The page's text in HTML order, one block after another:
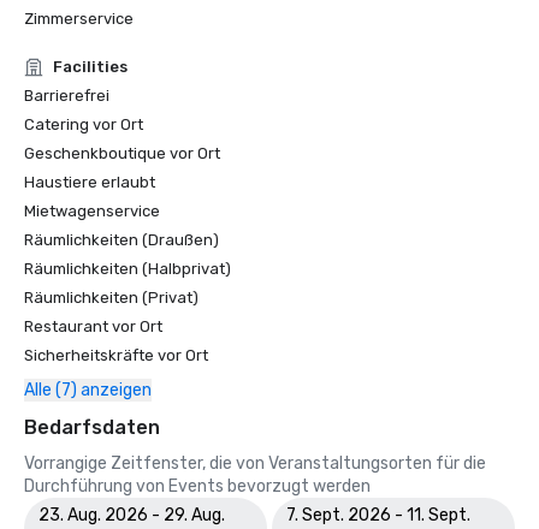
Zimmerservice
Facilities
Barrierefrei
Catering vor Ort
Geschenkboutique vor Ort
Haustiere erlaubt
Mietwagenservice
Räumlichkeiten (Draußen)
Räumlichkeiten (Halbprivat)
Räumlichkeiten (Privat)
Restaurant vor Ort
Sicherheitskräfte vor Ort
Alle (7) anzeigen
Bedarfsdaten
Vorrangige Zeitfenster, die von Veranstaltungsorten für die
Durchführung von Events bevorzugt werden
23. Aug. 2026 - 29. Aug.
7. Sept. 2026 - 11. Sept.